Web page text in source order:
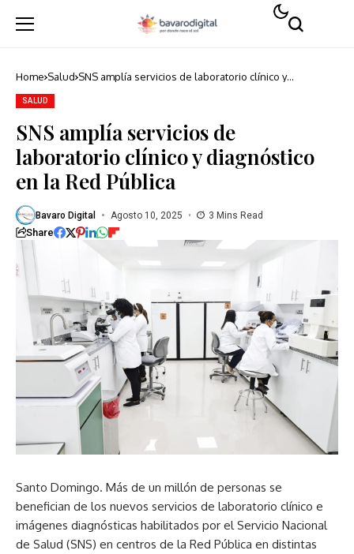
Home Salud SNS amplía servicios de laboratorio clínico y
SALUD
SNS amplía servicios de
laboratorio clínico y diagnóstico
en la Red Pública
Bavaro Digital Agosto 10, 2025 3 Mins Read
Share
Santo Domingo. Más de un millón de personas se
benefician de los nuevos servicios de laboratorio clínico e
imágenes diagnósticas habilitados por el Servicio Nacional
de Salud (SNS) en centros de la Red Pública en distintas